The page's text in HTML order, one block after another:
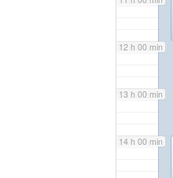
12 h 00 min
13 h 00 min
14 h 00 min